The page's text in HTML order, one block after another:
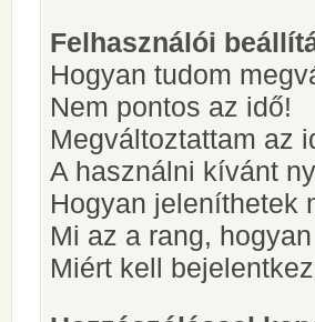
Felhasználói
Hogyan tudom
Nem pontos az idő!
Megváltoztattam az
A használni kívánt
Hogyan jeleníthetek
Mi az a rang,
Miért kell